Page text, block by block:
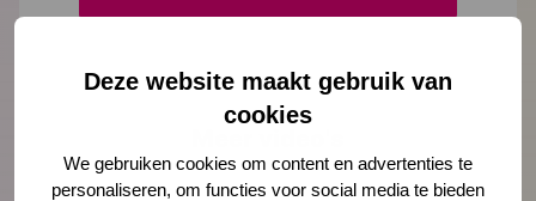
Deze website maakt gebruik van
cookies
We gebruiken cookies om content en advertenties te
personaliseren, om functies voor social media te bieden